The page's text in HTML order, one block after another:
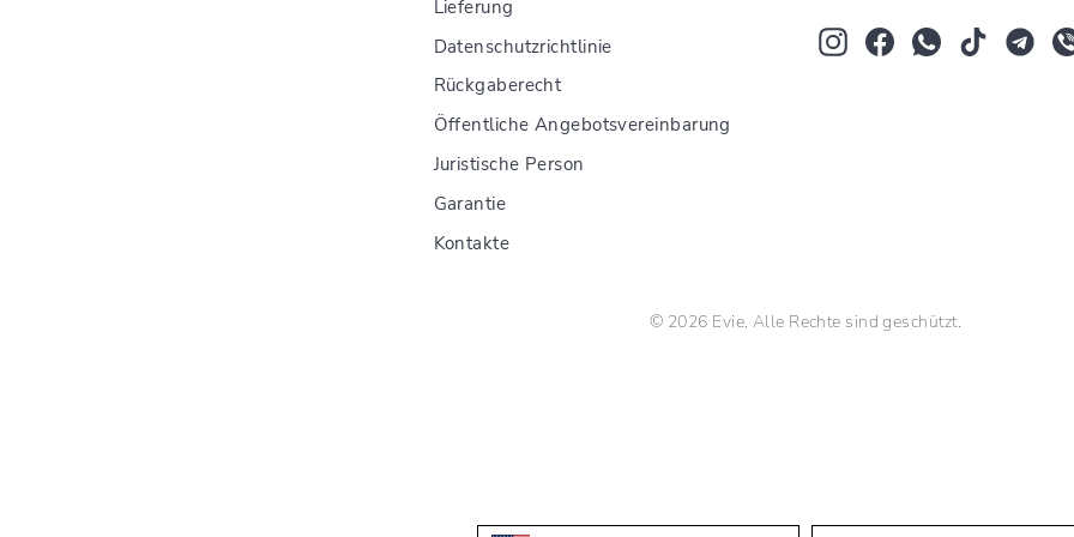
Lieferung
Datenschutzrichtlinie
Rückgaberecht
Öffentliche Angebotsvereinbarung
Juristische Person
Garantie
Kontakte
MAILINGLISTE
AN
InstagramFacebookWhatsapp
TikTok
© 2026 Evie. Alle Rechte sind geschützt.